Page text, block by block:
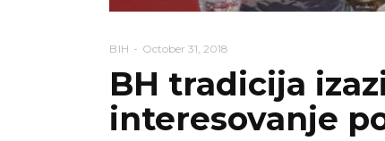
BIH October 31, 2018
BH tradicija
interesovanje